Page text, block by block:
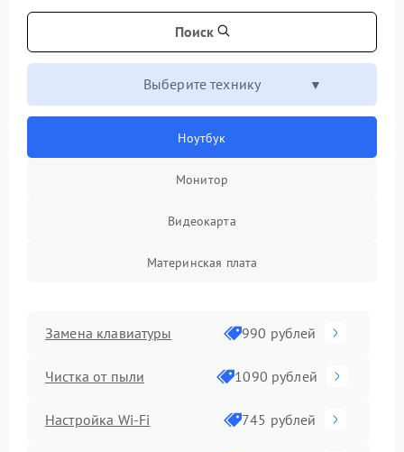
Поиск
Выберите технику
Ноутбук
Монитор
Видеокарта
Материнская плата
Замена клавиатуры 990 рублей
Чистка от пыли 1090 рублей
Настройка Wi-Fi 745 рублей